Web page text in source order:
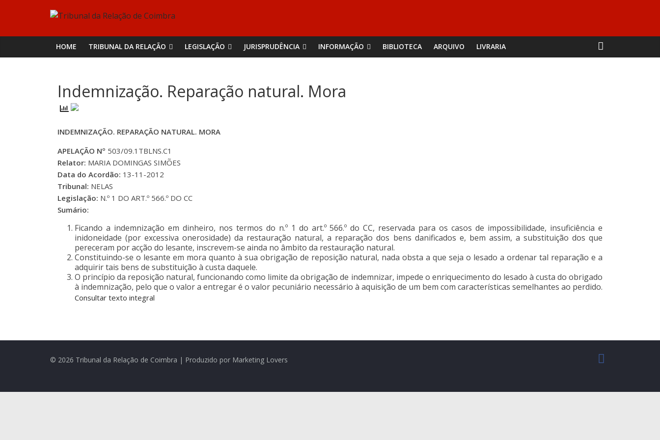
Tribunal
da
Relação
de
Coimbra
HOME TRIBUNAL DA RELAÇÃO LEGISLAÇÃO JURISPRUDÊNCIA INFORMAÇÃO BIBLIOTECA ARQUIVO LIVRARIA
Indemnização. Reparação natural. Mora
INDEMNIZAÇÃO. REPARAÇÃO NATURAL. MORA
APELAÇÃO Nº 503/09.1TBLNS.C1
Relator: MARIA DOMINGAS SIMÕES
Data do Acordão: 13-11-2012
Tribunal: NELAS
Legislação: N.º 1 DO ART.º 566.º DO CC
Sumário:
Ficando a indemnização em dinheiro, nos termos do n.º 1 do art.º 566.º do CC, reservada para os casos de impossibilidade, insuficiência e
inidoneidade (por excessiva onerosidade) da restauração natural, a reparação dos bens danificados e, bem assim, a substituição dos que
pereceram por acção do lesante, inscrevem-se ainda no âmbito da restauração natural.
Constituindo-se o lesante em mora quanto à sua obrigação de reposição natural, nada obsta a que seja o lesado a ordenar tal reparação e a
adquirir tais bens de substituição à custa daquele.
O princípio da reposição natural, funcionando como limite da obrigação de indemnizar, impede o enriquecimento do lesado à custa do obrigado
à indemnização, pelo que o valor a entregar é o valor pecuniário necessário à aquisição de um bem com características semelhantes ao perdido.
Consultar texto integral
© 2026 Tribunal da Relação de Coimbra | Produzido por Marketing Lovers